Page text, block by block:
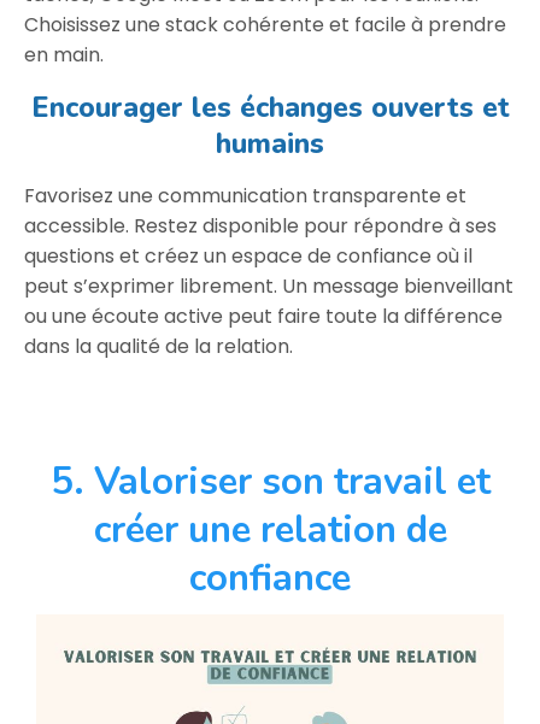
Choisissez une stack cohérente et facile à prendre
en main.
Encourager les échanges ouverts et
humains
Favorisez une communication transparente et
accessible. Restez disponible pour répondre à ses
questions et créez un espace de confiance où il
peut s’exprimer librement. Un message bienveillant
ou une écoute active peut faire toute la différence
dans la qualité de la relation.
5. Valoriser son travail et
créer une relation de
confiance